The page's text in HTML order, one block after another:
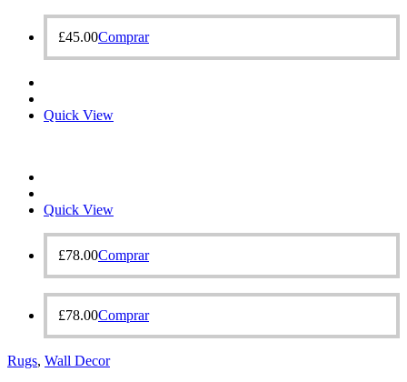
£45.00Comprar
Quick View
Quick View
£78.00Comprar
£78.00Comprar
Rugs, Wall Decor